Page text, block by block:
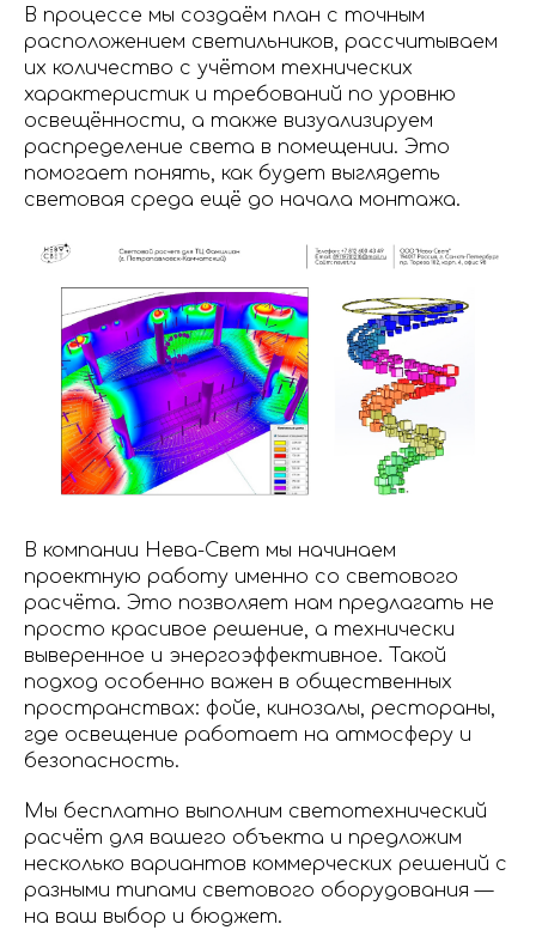
В процессе мы создаём план с точным
расположением светильников, рассчитываем
их количество с учётом технических
характеристик и требований по уровню
освещённости, а также визуализируем
распределение света в помещении. Это
помогает понять, как будет выглядеть
световая среда ещё до начала монтажа.
В компании Нева-Свет мы начинаем
проектную работу именно со светового
расчёта. Это позволяет нам предлагать не
просто красивое решение, а технически
выверенное и энергоэффективное. Такой
подход особенно важен в общественных
пространствах: фойе, кинозалы, рестораны,
где освещение работает на атмосферу и
безопасность.
Мы бесплатно выполним светотехнический
расчёт для вашего объекта и предложим
несколько вариантов коммерческих решений с
разными типами светового оборудования —
на ваш выбор и бюджет.